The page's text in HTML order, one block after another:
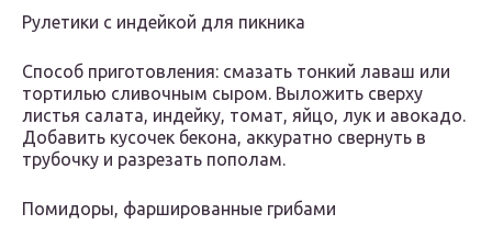
Рулетики с индейкой для пикника
Способ приготовления: смазать тонкий лаваш или
тортилью сливочным сыром. Выложить сверху
листья салата, индейку, томат, яйцо, лук и авокадо.
Добавить кусочек бекона, аккуратно свернуть в
трубочку и разрезать пополам.
Помидоры, фаршированные грибами